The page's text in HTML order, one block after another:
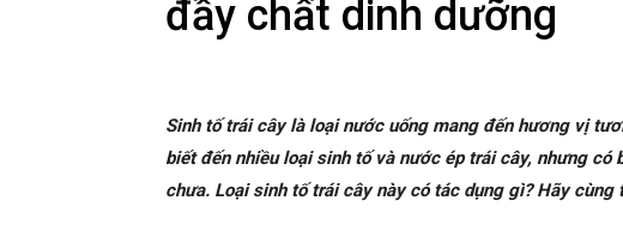
đầy chất dinh dưỡng
Sinh tố trái cây là loại nước uống mang đến hương vị
biết đến nhiều loại sinh tố và nước ép trái cây, nhưng có
chưa. Loại sinh tố trái cây này có tác dụng gì? Hãy cùng